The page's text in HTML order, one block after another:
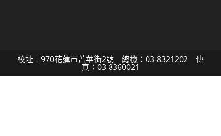
校址：970花蓮市菁華街2號 總機：03-8321202 傳
真：03-8360021